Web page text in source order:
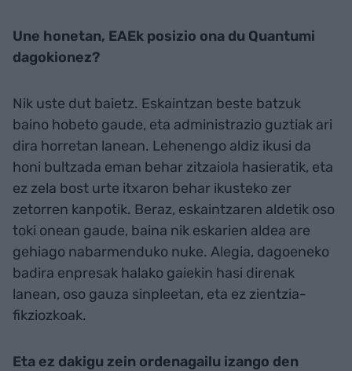
Une honetan, EAEk posizio ona du Quantumi
dagokionez?
Nik uste dut baietz. Eskaintzan beste batzuk
baino hobeto gaude, eta administrazio guztiak ari
dira horretan lanean. Lehenengo aldiz ikusi da
honi bultzada eman behar zitzaiola hasieratik, eta
ez zela bost urte itxaron behar ikusteko zer
zetorren kanpotik. Beraz, eskaintzaren aldetik oso
toki onean gaude, baina nik eskarien aldea are
gehiago nabarmenduko nuke. Alegia, dagoeneko
badira enpresak halako gaiekin hasi direnak
lanean, oso gauza sinpleetan, eta ez zientzia-
fikziozkoak.
Eta ez dakigu zein ordenagailu izango den